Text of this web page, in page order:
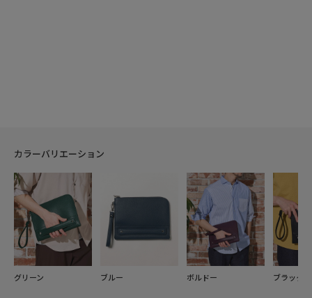
カラーバリエーション
グリーン ブルー ボルドー ブラック